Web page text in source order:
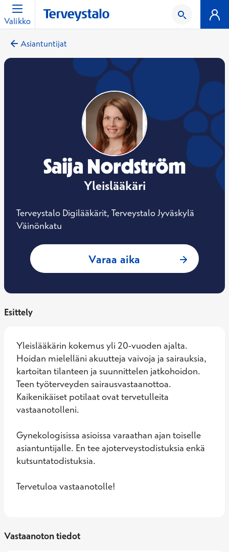
Valikko
Asiantuntijat
Saija Nordström
Yleislääkäri
Terveystalo Digilääkärit, Terveystalo Jyväskylä
Väinönkatu
Varaa aika : Saija
Esittely
Yleislääkärin kokemus yli 20-vuoden ajalta.
Hoidan mielelläni akuutteja vaivoja ja sairauksia,
kartoitan tilanteen ja suunnittelen jatkohoidon.
Teen työterveyden sairausvastaanottoa.
Kaikenikäiset potilaat ovat tervetulleita
vastaanotolleni.
Gynekologisissa asioissa varaathan ajan toiselle
asiantuntijalle. En tee ajoterveystodistuksia enkä
kutsuntatodistuksia.
Tervetuloa vastaanotolle!
Vastaanoton tiedot